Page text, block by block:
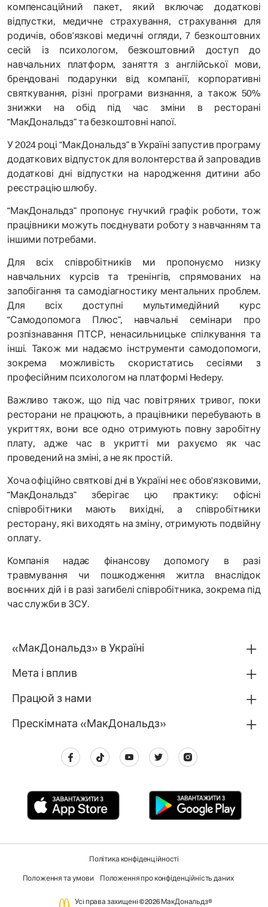
компенсаційний пакет, який включає додаткові
відпустки, медичне страхування, страхування для
родичів, обов’язкові медичні огляди, 7 безкоштовних
сесій із психологом, безкоштовний доступ до
навчальних платформ, заняття з англійської мови,
брендовані подарунки від компанії, корпоративні
святкування, різні програми визнання, а також 50%
знижки на обід під час зміни в ресторані
“МакДональдз” та безкоштовні напої.
У 2024 році “МакДональдз” в Україні запустив програму
додаткових відпусток для волонтерства й запровадив
додаткові дні відпустки на народження дитини або
реєстрацію шлюбу.
“МакДональдз” пропонує гнучкий графік роботи, тож
працівники можуть поєднувати роботу з навчанням та
іншими потребами.
Для всіх співробітників ми пропонуємо низку
навчальних курсів та тренінгів, спрямованих на
запобігання та самодіагностику ментальних проблем.
Для всіх доступні мультимедійний курс
“Самодопомога Плюс”, навчальні семінари про
розпізнавання ПТСР, ненасильницьке спілкування та
інші. Також ми надаємо інструменти самодопомоги,
зокрема можливість скористатись сесіями з
професійним психологом на платформі Hedepy.
Важливо також, що під час повітряних тривог, поки
ресторани не працюють, а працівники перебувають в
укриттях, вони все одно отримують повну заробітну
плату, адже час в укритті ми рахуємо як час
проведений на зміні, а не як простій.
Хоча офіційно святкові дні в Україні не є обов’язковими,
“МакДональдз” зберігає цю практику: офісні
співробітники мають вихідні, а співробітники
ресторану, які виходять на зміну, отримують подвійну
оплату.
Компанія надає фінансову допомогу в разі
травмування чи пошкодження житла внаслідок
воєнних дій і в разі загибелі співробітника, зокрема під
час служби в ЗСУ.
«МакДональдз» в Україні
Мета і вплив
Працюй з нами
Прескімната «МакДональдз»
Політика конфіденційності
Положення та умови Положення про конфіденційність даних
Усi права захищенi ©2026 МакДональдз®